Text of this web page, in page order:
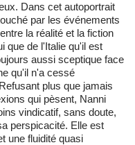
Dans cet autoportrait
par les événements
la réalité et la fiction
que de l'Italie qu'il est
aussi sceptique face
qu'il n'a cessé
plus que jamais
qui pèsent, Nanni
vindicatif, sans doute,
perspicacité. Elle est
une fluidité quasi